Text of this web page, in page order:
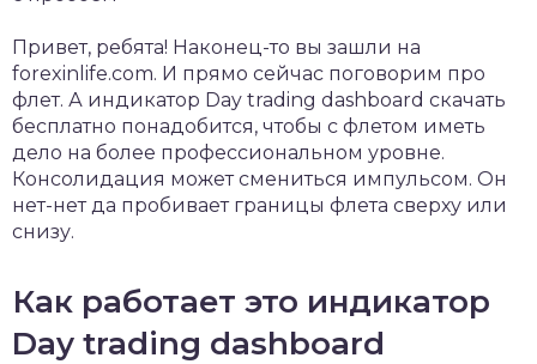
Привет, ребята! Наконец-то вы зашли на
forexinlife.com. И прямо сейчас поговорим про
флет. А индикатор Day trading dashboard скачать
бесплатно понадобится, чтобы с флетом иметь
дело на более профессиональном уровне.
Консолидация может смениться импульсом. Он
нет-нет да пробивает границы флета сверху или
снизу.
Как работает это индикатор
Day trading dashboard